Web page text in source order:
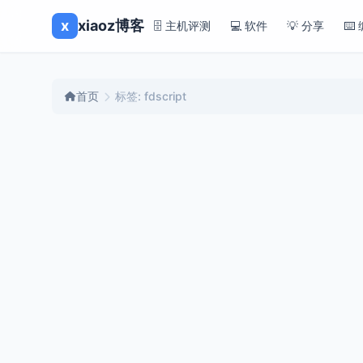
x xiaoz博客 🗄️ 主机评测 💻 软件 💡 分享 ⌨️
首页 标签: fdscript